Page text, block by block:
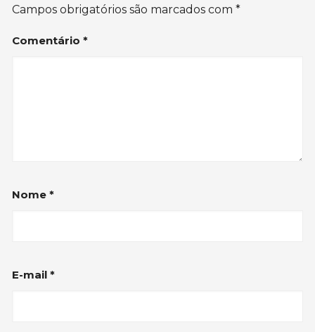
Campos obrigatórios são marcados com*
Comentário*
Nome*
E-mail*